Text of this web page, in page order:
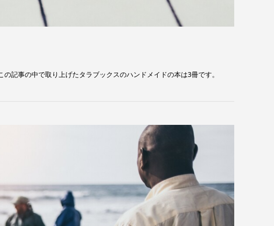
記事の中で取り上げたタラブックスのハンドメイドの本は3冊です。